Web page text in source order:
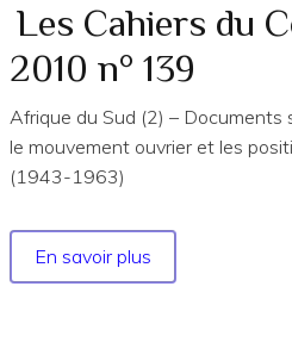
Les Cahiers du
2010 n° 139
Afrique du Sud (2) – Documents
le mouvement ouvrier et les
(1943-1963)
En savoir plus
Les